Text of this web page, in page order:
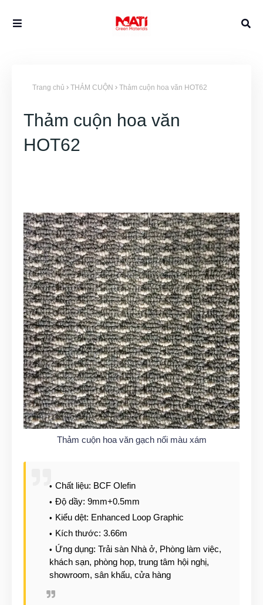
Trang chủ THẢM CUỘN Thảm cuộn hoa văn HOT62
Thảm cuộn hoa văn
HOT62
Thảm cuộn hoa văn gạch nối màu xám
Chất liệu: BCF Olefin
Độ dầy: 9mm+0.5mm
Kiểu dệt: Enhanced Loop Graphic
Kích thước: 3.66m
Ứng dụng: Trải sàn Nhà ở, Phòng làm việc,
khách sạn, phòng họp, trung tâm hội nghị,
showroom, sân khấu, cửa hàng